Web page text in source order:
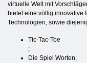
virtuelle Welt mit
bietet eine völlig innovative
Technologien, sowie
Tic-Tac-Toe
;
Die Spiel Worten;